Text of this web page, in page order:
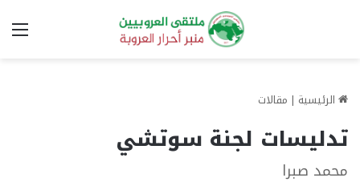
الرئيسية | مقالات
تدليسات لجنة سوتشي
محمد صبرا